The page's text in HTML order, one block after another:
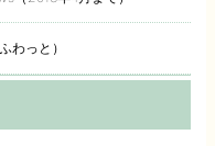
わっと）